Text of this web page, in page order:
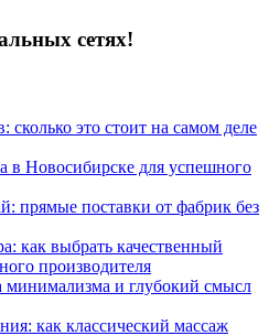
сетях!
сколько это стоит на самом деле
в Новосибирске для успешного
прямые поставки от фабрик без
как выбрать качественный
производителя
минимализма и глубокий смысл
как классический массаж